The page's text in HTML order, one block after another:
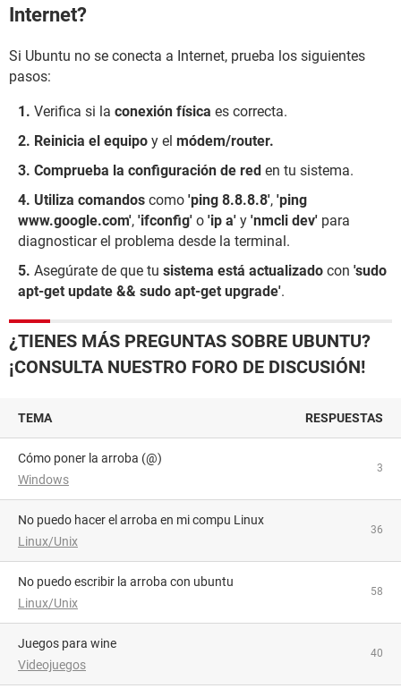
Internet?
Si Ubuntu no se conecta a Internet, prueba los siguientes
pasos:
Verifica si la conexión física es correcta.
Reinicia el equipo y el módem/router.
Comprueba la configuración de red en tu sistema.
Utiliza comandos como 'ping 8.8.8.8', 'ping
www.google.com', 'ifconfig' o 'ip a' y 'nmcli dev' para
diagnosticar el problema desde la terminal.
Asegúrate de que tu sistema está actualizado con 'sudo
apt-get update && sudo apt-get upgrade'.
¿TIENES MÁS PREGUNTAS SOBRE UBUNTU?
¡CONSULTA NUESTRO FORO DE DISCUSIÓN!
TEMA RESPUESTAS
Cómo poner la arroba (@)
Windows
3
No puedo hacer el arroba en mi compu Linux
Linux/Unix
36
no puedo escribir la arroba con ubuntu
Linux/Unix
58
juegos para wine
Videojuegos
40